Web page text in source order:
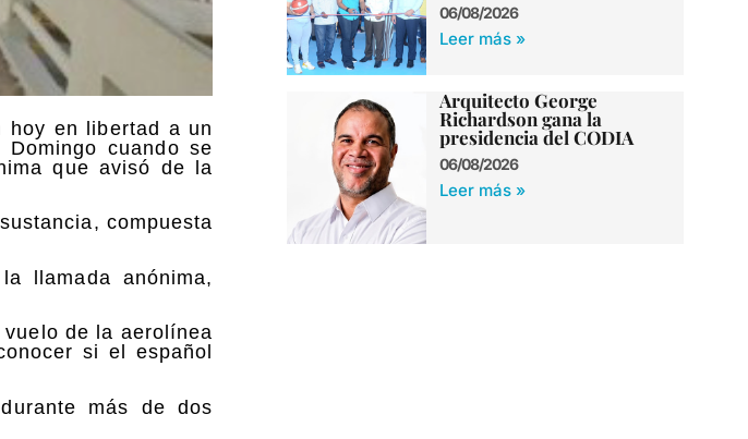
hoy en libertad a un
cuando se
que avisó de la
compuesta
llamada anónima,
de la aerolínea
si el español
más de dos
06/08/2026
Leer más »
Arquitecto George
Richardson gana la
presidencia del CODIA
06/08/2026
Leer más »